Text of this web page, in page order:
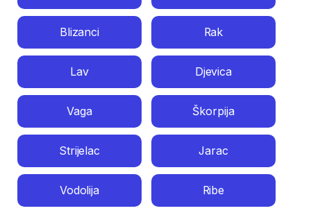
Blizanci Rak
Lav Djevica
Vaga Škorpija
Strijelac Jarac
Vodolija Ribe